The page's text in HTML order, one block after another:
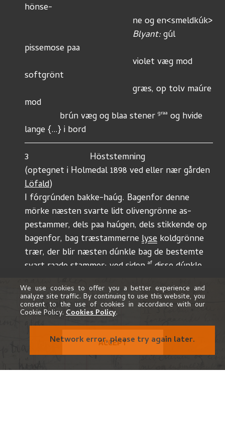
hönse-
Blyant: gúl
pissemose paa
softgrönt
mod
              brún væg og blaa stener
graa og hvide
lange {…} i bord
3	                  Höststemning
Löfald)
I fórgrúnden bakke-haúg. Bagenfor denne
mörke næsten svarte lidt olivengrönne as-
pestammer, dels paa haúgen, dels stikkende op
bagenfor, bag træstammerne lyse koldgrönne
trær, der blir næsten dúnkle bag de bestemte
svart raade stammer; ved siden af disse dúnkle
rúnd.
disse er gúle, brúne – morkegronne isprængt
med graablaat (aaretrær). Det hele halvt i skjul
af haúgen der er gjevnt mosegrön mørk med
gúle blade fra de mægtige aspetrær, hvis
We use cookies to offer you a better experience and
analyze site traffic. By continuing to use this website, you
consent to the use of cookies in accordance with our
Cookie Policy. Cookies Policy.
ACCEPT
Network error, please try again later.